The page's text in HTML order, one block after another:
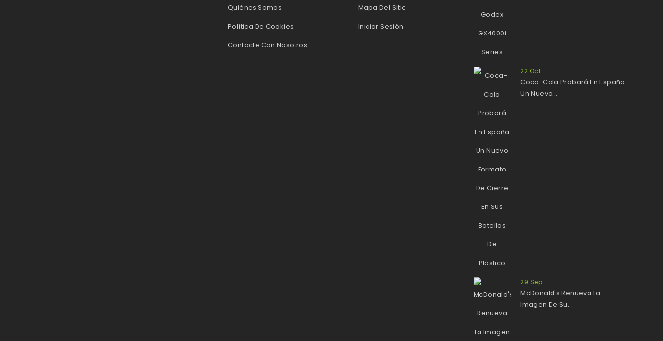
Quiénes Somos
Política De Cookies
Contacte Con Nosotros
Mapa Del Sitio
Iniciar Sesión
22 Oct
Coca-Cola Probará En España
Un Nuevo...
29 Sep
McDonald's Renueva La
Imagen De Su...